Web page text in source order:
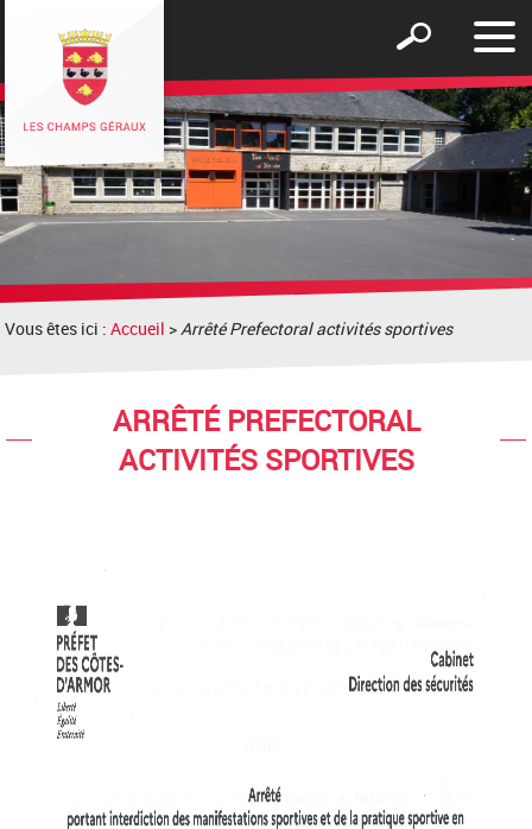
le
Afficher
formulaire
de
recherche
Vous êtes ici :Accueil >Arrêté Prefectoral activités sportives
ARRÊTÉ PREFECTORAL
ACTIVITÉS SPORTIVES